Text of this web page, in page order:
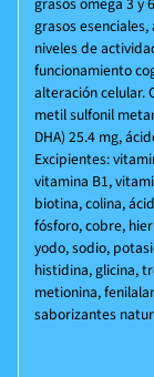
grasos
niveles de
funcionamiento
alteración celular.
metil sulfonil
DHA) 25.4 mg,
Excipientes:
vitamina B1,
biotina, colina,
fósforo, cobre,
yodo, sodio,
histidina, glicina,
metionina,
saborizantes